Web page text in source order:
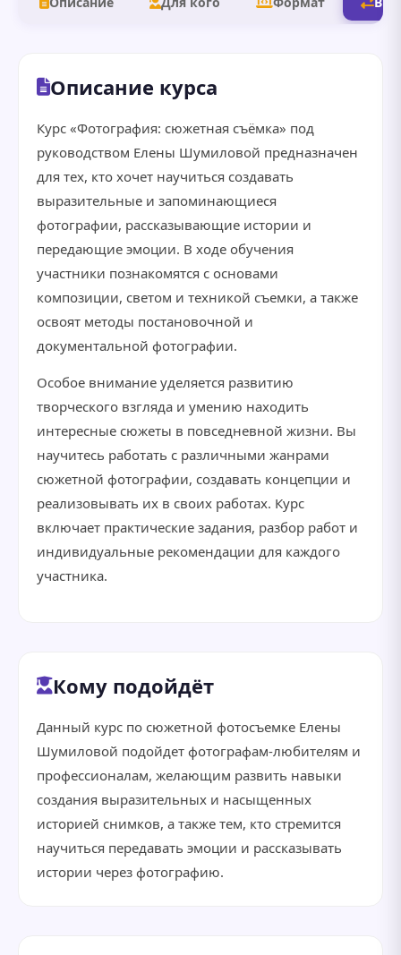
Описание курса
Курс «Фотография: сюжетная съёмка» под
руководством Елены Шумиловой предназначен
для тех, кто хочет научиться создавать
выразительные и запоминающиеся
фотографии, рассказывающие истории и
передающие эмоции. В ходе обучения
участники познакомятся с основами
композиции, светом и техникой съемки, а также
освоят методы постановочной и
документальной фотографии.
Особое внимание уделяется развитию
творческого взгляда и умению находить
интересные сюжеты в повседневной жизни. Вы
научитесь работать с различными жанрами
сюжетной фотографии, создавать концепции и
реализовывать их в своих работах. Курс
включает практические задания, разбор работ и
индивидуальные рекомендации для каждого
участника.
Кому подойдёт
Данный курс по сюжетной фотосъемке Елены
Шумиловой подойдет фотографам-любителям и
профессионалам, желающим развить навыки
создания выразительных и насыщенных
историей снимков, а также тем, кто стремится
научиться передавать эмоции и рассказывать
истории через фотографию.